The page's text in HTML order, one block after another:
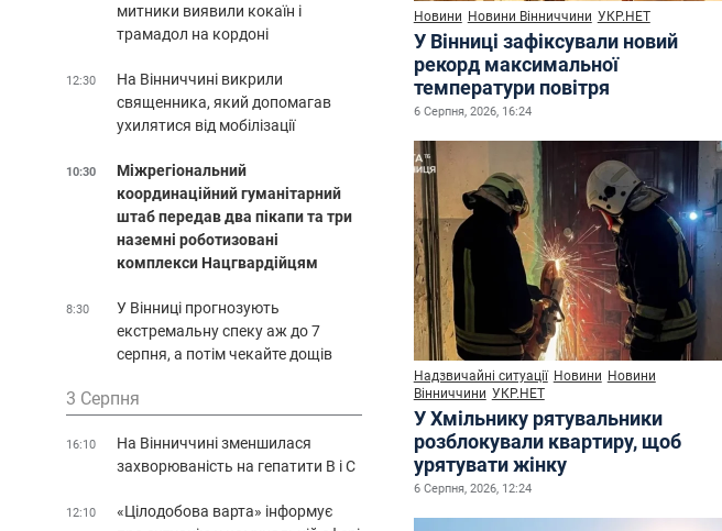
Новини Новини Вінниччини УКР.НЕТ
У Вінниці зафіксували новий
рекорд максимальної
температури повітря
6 Серпня, 2026, 16:24
Надзвичайні ситуації Новини Новини
Вінниччини УКР.НЕТ
У Хмільнику рятувальники
розблокували квартиру, щоб
урятувати жінку
6 Серпня, 2026, 12:24
митники виявили кокаїн і
трамадол на кордоні
12:30
На Вінниччині викрили
священника, який допомагав
ухилятися від мобілізації
10:30
Міжрегіональний
координаційний гуманітарний
штаб передав два пікапи та три
наземні роботизовані
комплекси Нацгвардійцям
8:30
У Вінниці прогнозують
екстремальну спеку аж до 7
серпня, а потім чекайте дощів
3 Серпня
16:10
На Вінниччині зменшилася
захворюваність на гепатити В і С
12:10
«Цілодобова варта» інформує